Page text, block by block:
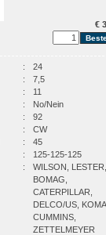
€
:
24
:
7,5
:
11
:
No/Nein
:
92
:
CW
:
45
:
125-125-125
:
WILSON, LESTER,
BOMAG,
CATERPILLAR,
DELCO/US,
CUMMINS,
ZETTELMEYER